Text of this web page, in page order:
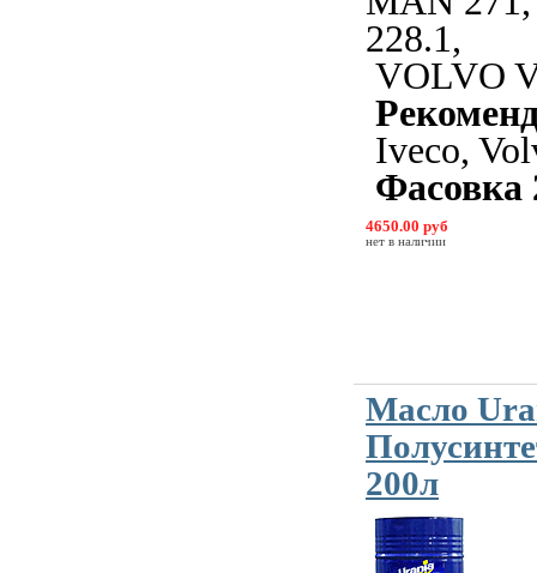
228.1,
VOLVO
Iveco,
Фасовка
4650.00 руб
нет в наличии
Масло
200л